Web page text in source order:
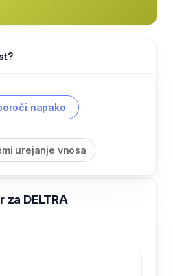
napako
urejanje vnosa
DELTRA